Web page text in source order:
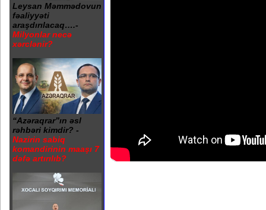
Leysan Məmmədovun
fəaliyyəti
araşdırılacaq….-
Milyonlar necə
xərclənir?
“Azəraqrar”ın əsl
rəhbəri kimdir? -
Nazirin sabiq
komandirinin maaşı 7
dəfə artırılıb?